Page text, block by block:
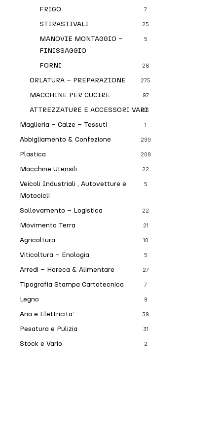
FRIGO 7
STIRASTIVALI 25
MANOVIE MONTAGGIO –
FINISSAGGIO
5
FORNI 28
ORLATURA – PREPARAZIONE 275
MACCHINE PER CUCIRE 97
ATTREZZATURE E ACCESSORI VARI
26
Maglieria – Calze – Tessuti 1
Abbigliamento & Confezione 299
Plastica 209
Macchine Utensili 22
Veicoli Industriali , Autovetture e
Motocicli
5
Sollevamento – Logistica 22
Movimento Terra 21
Agricoltura 10
Viticoltura – Enologia 5
Arredi – Horeca & Alimentare 27
Tipografia Stampa Cartotecnica 7
Legno 9
Aria e Elettricita’ 39
Pesatura e Pulizia 31
Stock e Vario 2